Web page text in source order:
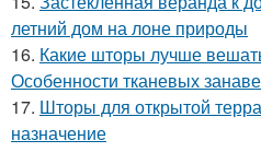
летний дом на лоне природы
16. Какие шторы лучше
Особенности тканевых
17. Шторы для открытой
назначение